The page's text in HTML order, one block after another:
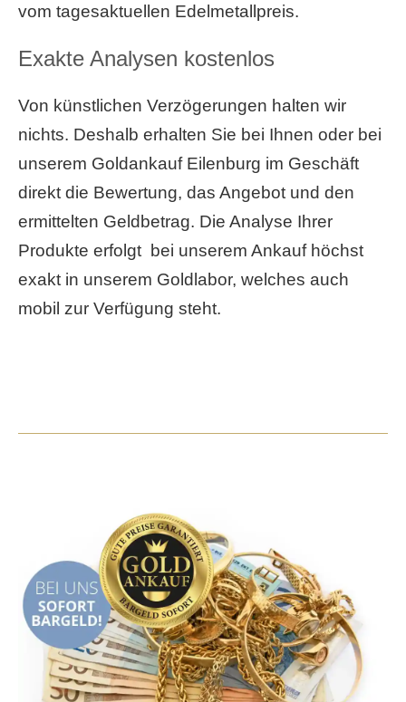
vom tagesaktuellen Edelmetallpreis.
Exakte Analysen kostenlos
Von künstlichen Verzögerungen halten wir
nichts. Deshalb erhalten Sie bei Ihnen oder bei
unserem Goldankauf Eilenburg im Geschäft
direkt die Bewertung, das Angebot und den
ermittelten Geldbetrag. Die Analyse Ihrer
Produkte erfolgt bei unserem Ankauf höchst
exakt in unserem Goldlabor, welches auch
mobil zur Verfügung steht.